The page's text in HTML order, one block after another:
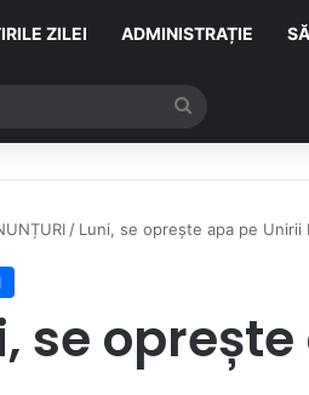
ZILEI ADMINISTRAȚIE
/ Luni, se oprește apa pe Unirii
se